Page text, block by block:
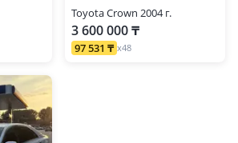
Toyota Crown 2004 г.
3 600 000 ₸
97 531 ₸ x48